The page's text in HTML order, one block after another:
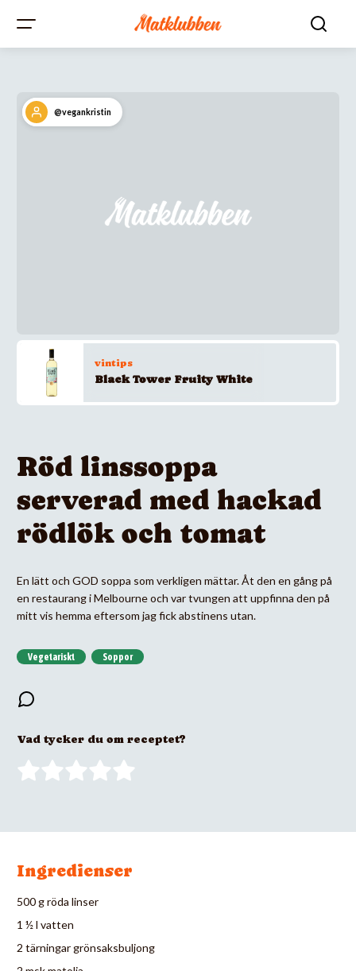
@vegankristin
vintips
Black Tower Fruity White
Röd linssoppa
serverad med hackad
rödlök och tomat
En lätt och GOD soppa som verkligen mättar. Åt den en gång på
en restaurang i Melbourne och var tvungen att uppfinna den på
mitt vis hemma eftersom jag fick abstinens utan.
Vegetariskt Soppor
Vad tycker du om receptet?
Ingredienser
500 g röda linser
1 ½ l vatten
2 tärningar grönsaksbuljong